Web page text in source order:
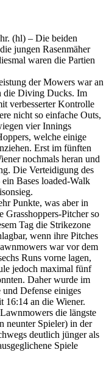
(hl) – Die beiden
jungen Rasenmäher
waren die Partien
der Mowers war an
die Diving Ducks. Im
verbesserter Kontrolle
nicht so einfache Outs,
vier Innings
welche einige
Erst im fünften
nochmals heran und
Die Verteidigung des
Bases loaded-Walk
Punkte, was aber in
Grasshoppers-Pitcher so
Tag die Strikezone
wenn ihre Pitches
war vor dem
Runs vorne lagen,
jedoch maximal fünf
Daher wurde im
Defense einiges
16:14 an die Wiener.
die längste
neunter Spieler) in der
deutlich jünger als
Spiele